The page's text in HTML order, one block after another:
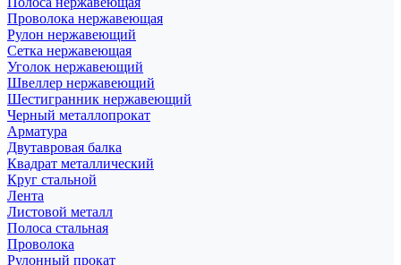
Проволока нержавеющая
Рулон нержавеющий
Сетка нержавеющая
Уголок нержавеющий
Швеллер нержавеющий
Шестигранник нержавеющий
Черный металлопрокат
Арматура
Двутавровая балка
Квадрат металлический
Круг стальной
Лента
Листовой металл
Полоса стальная
Проволока
Рулонный прокат